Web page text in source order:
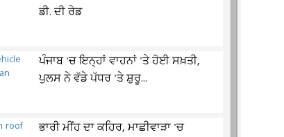
ਡੀ. ਦੀ ਰੇਡ
ਪੰਜਾਬ 'ਚ ਇਨ੍ਹਾਂ ਵਾਹਨਾਂ 'ਤੇ ਹੋਈ ਸਖ਼ਤੀ,
ਪੁਲਸ ਨੇ ਵੱਡੇ ਪੱਧਰ 'ਤੇ ਸ਼ੁਰੂ...
ਭਾਰੀ ਮੀਂਹ ਦਾ ਕਹਿਰ, ਮਾਛੀਵਾੜਾ 'ਚ